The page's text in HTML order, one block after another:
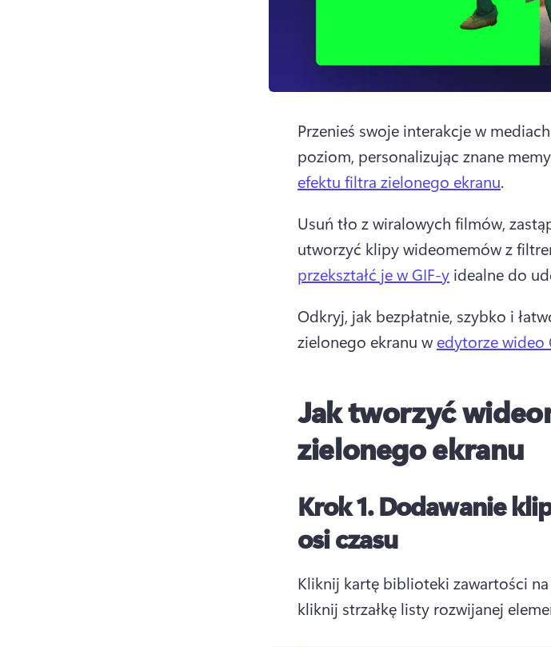
Przenieś swoje interakcje w
poziom, personalizując znane
efektu filtra zielonego ekranu.
Usuń tło z wiralowych filmów,
utworzyć klipy wideomemów z
przekształć je w GIF-y idealne do
Odkryj, jak bezpłatnie, szybko i
zielonego ekranu w edytorze wideo
Jak tworzyć
zielonego ekranu
Krok 1.Dodawanie
osi czasu
Kliknij kartę biblioteki zawartości
kliknij strzałkę listy rozwijanej